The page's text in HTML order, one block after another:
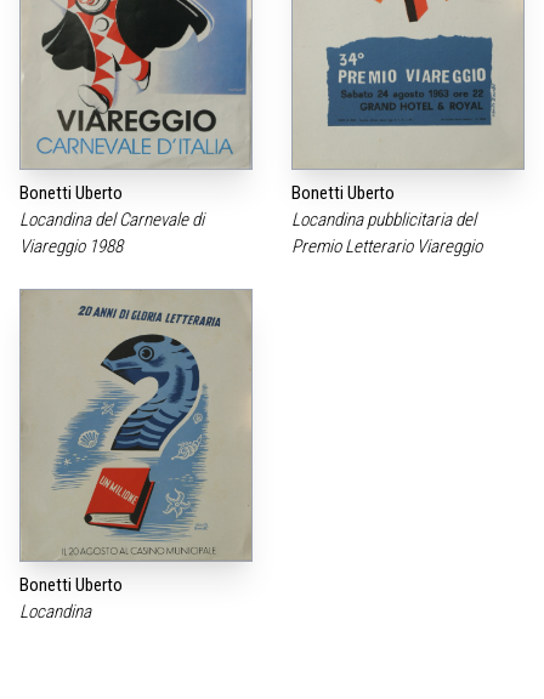
Bonetti Uberto
Locandina del Carnevale di
Viareggio 1988
Bonetti Uberto
Locandina pubblicitaria del
Premio Letterario Viareggio
Bonetti Uberto
Locandina